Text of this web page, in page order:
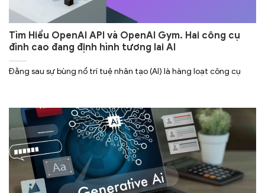
Tìm Hiểu OpenAI API và OpenAI Gym. Hai công cụ
đỉnh cao đang định hình tương lai AI
Đằng sau sự bùng nổ trí tuệ nhân tạo (AI) là hàng loạt công cụ